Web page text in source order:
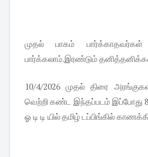
முதல் பாகம்
பார்க்கலாம்.இரண்டும்
10/4/2026 முதல் திரை
வெற்றி கண்ட இந்தப்படம் இப்போது
ஓ டி டி யில் தமிழ் டப்பிங்கில்